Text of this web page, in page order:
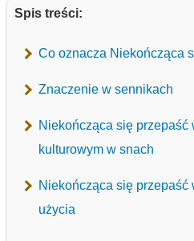
Spis treści:
Co oznacza Niekończąca
Znaczenie w sennikach
Niekończąca się przepaść
kulturowym w snach
Niekończąca się przepaść
użycia